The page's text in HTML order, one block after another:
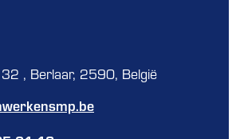
, Berlaar, 2590, België